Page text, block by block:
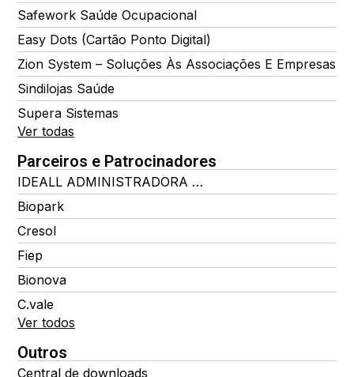
Safework Saúde Ocupacional
Easy Dots (Cartão Ponto Digital)
Zion System – Soluções Às Associações E Empresas
Sindilojas Saúde
Supera Sistemas
Ver todas
Parceiros e Patrocinadores
IDEALL ADMINISTRADORA DE BENEFÍCIOS
Biopark
Cresol
Fiep
Bionova
C.vale
Ver todos
Outros
Central de downloads